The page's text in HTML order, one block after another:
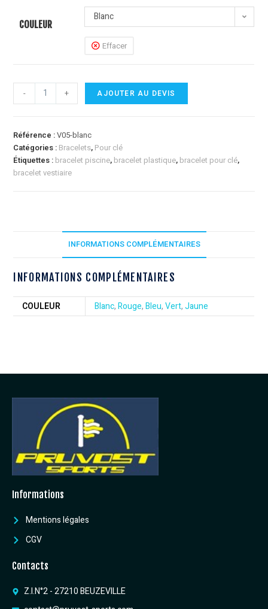
COULEUR
Blanc
Effacer
- + AJOUTER AU DEVIS
Référence :V05-blanc
Catégories : Bracelets, Pour clé
Étiquettes : bracelet piscine, bracelet plastique, bracelet pour clé,
bracelet vestiaire
INFORMATIONS COMPLÉMENTAIRES
INFORMATIONS COMPLÉMENTAIRES
COULEUR Blanc,Rouge,Bleu,Vert,Jaune
Informations
Mentions légales
CGV
Contacts
Z.I.N°2 - 27210 BEUZEVILLE